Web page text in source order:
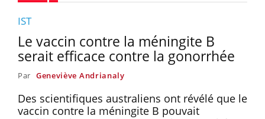
IST
Le vaccin contre la méningite B
serait efficace contre la gonorrhée
Par Geneviève Andrianaly
Des scientifiques australiens ont révélé que le
vaccin contre la méningite B pouvait